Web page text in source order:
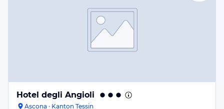
Hotel degli Angioli
Ascona · Kanton Tessin